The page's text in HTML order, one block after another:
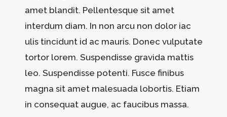
amet blandit. Pellentesque sit amet
interdum diam. In non arcu non dolor iac
ulis tincidunt id ac mauris. Donec vulputate
tortor lorem. Suspendisse gravida mattis
leo. Suspendisse potenti. Fusce finibus
magna sit amet malesuada lobortis. Etiam
in consequat augue, ac faucibus massa.